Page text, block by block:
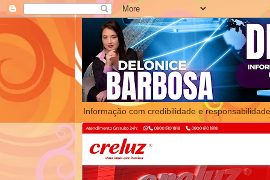
Informação com credibilidade e